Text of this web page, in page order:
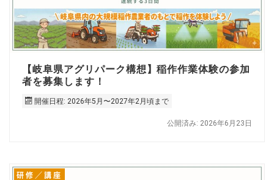
【岐阜県アグリパーク構想】稲作作業体験の参加
者を募集します！
開催日程: 2026年5月〜2027年2月頃まで
公開済み: 2026年6月23日
研修／講座